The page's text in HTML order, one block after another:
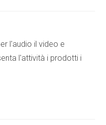
l'audio il video e
l'attività i prodotti i